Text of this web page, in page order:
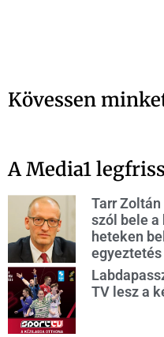
Kövessen
A Media1
Tarr
szól bele
heteken
TV lesz a